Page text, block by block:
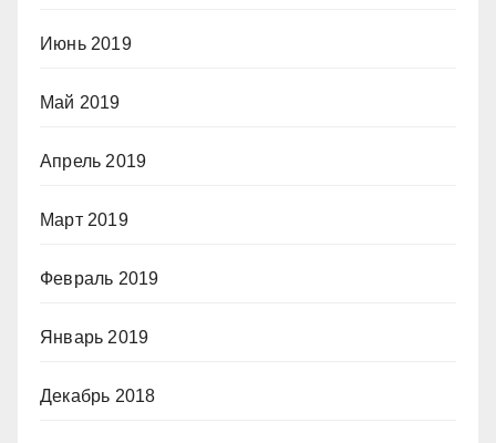
Июнь 2019
Май 2019
Апрель 2019
Март 2019
Февраль 2019
Январь 2019
Декабрь 2018